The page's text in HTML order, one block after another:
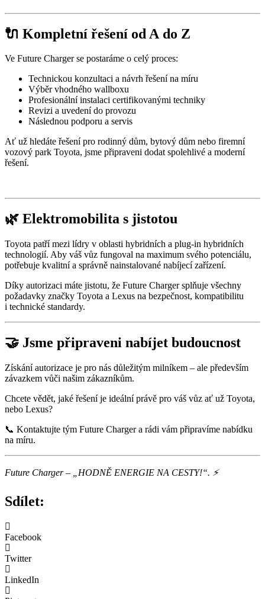
🔌 Kompletní řešení od A do Z
Ve Future Charger se postaráme o celý proces:
Technickou konzultaci a návrh řešení na míru
Výběr vhodného wallboxu
Profesionální instalaci certifikovanými techniky
Revizi a uvedení do provozu
Následnou podporu a servis
Ať už hledáte řešení pro rodinný dům, bytový dům nebo firemní
vozový park Toyota, jsme připraveni dodat spolehlivé a moderní
řešení.
🌿 Elektromobilita s jistotou
Toyota patří mezi lídry v oblasti hybridních a plug‑in hybridních
technologií. Aby váš vůz fungoval na maximum svého potenciálu,
potřebuje kvalitní a správně nainstalované nabíjecí zařízení.
Díky autorizaci máte jistotu, že Future Charger splňuje všechny
požadavky značky Toyota a Lexus na bezpečnost, kompatibilitu
i technické standardy.
🤝 Jsme připraveni nabíjet budoucnost
Získání autorizace je pro nás důležitým milníkem – ale především
závazkem vůči našim zákazníkům.
Chcete vědět, jaké řešení je ideální právě pro váš vůz ať už Toyota,
nebo Lexus?
📞 Kontaktujte tým Future Charger a rádi vám připravíme nabídku
na míru.
Future Charger – „HODNĚ ENERGIE NA CESTY!“. ⚡
Sdílet:
Facebook
Twitter
LinkedIn